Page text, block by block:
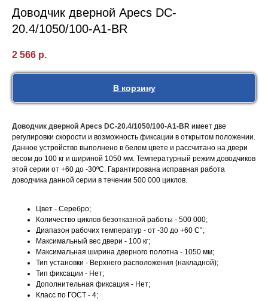
Доводчик дверной Apecs DC-
20.4/1050/100-A1-BR
2 566 р.
В корзину
Доводчик дверной Apecs DC-20.4/1050/100-A1-BR имеет две
регулировки скорости и возможность фиксации в открытом положении.
Данное устройство выполнено в белом цвете и рассчитано на двери
весом до 100 кг и шириной 1050 мм. Температурный режим доводчиков
этой серии от +60 до -30ºC. Гарантирована исправная работа
доводчика данной серии в течении 500 000 циклов.
Цвет - Серебро;
Количество циклов безотказной работы - 500 000;
Диапазон рабочих температур - от -30 до +60 C°;
Максимальный вес двери - 100 кг;
Максимальная ширина дверного полотна - 1050 мм;
Тип установки - Верхнего расположения (накладной);
Тип фиксации - Нет;
Дополнительная фиксация - Нет;
Класс по ГОСТ - 4;